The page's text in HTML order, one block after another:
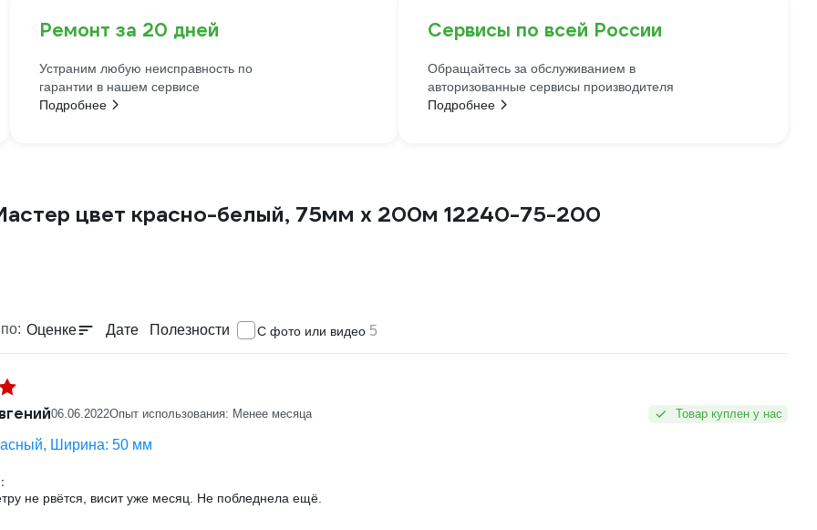
Ремонт за 20 дней
Устраним любую неисправность по
гарантии в нашем сервисе
Подробнее
Сервисы по всей России
Обращайтесь за обслуживанием в
авторизованные сервисы производителя
Подробнее
цвет красно-белый, 75мм х 200м 12240-75-200
Оценке Дате Полезности С фото или видео 5
06.06.2022Опыт использования: Менее месяца Товар куплен у нас
Ширина: 50 мм
не рвётся, висит уже месяц. Не побледнела ещё.